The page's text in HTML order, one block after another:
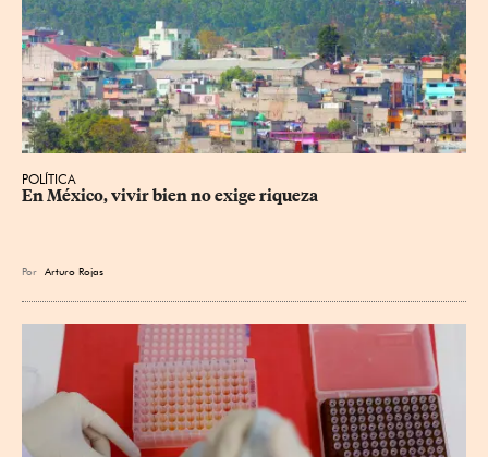
POLÍTICA
En México, vivir bien no exige riqueza
Por Arturo Rojas